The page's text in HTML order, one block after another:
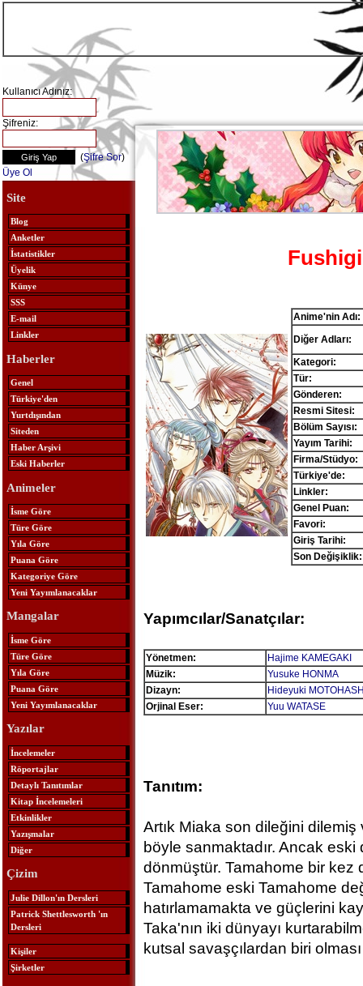
Kullanıcı Adınız:
Şifreniz:
(Şifre Sor)
Üye Ol
Site
Blog
Anketler
İstatistikler
Üyelik
Künye
SSS
E-mail
Linkler
Haberler
Genel
Türkiye'den
Yurtdışından
Siteden
Haber Arşivi
Eski Haberler
Animeler
İsme Göre
Türe Göre
Yıla Göre
Puana Göre
Kategoriye Göre
Yeni Yayımlanacaklar
Mangalar
İsme Göre
Türe Göre
Yıla Göre
Puana Göre
Yeni Yayımlanacaklar
Yazılar
İncelemeler
Röportajlar
Detaylı Tanıtımlar
Kitap İncelemeleri
Etkinlikler
Yazışmalar
Diğer
Çizim
Julie Dillon'ın Dersleri
Patrick Shettlesworth 'ın
Dersleri
Kişiler
Şirketler
Anime'nin Adı:
Diğer Adları:
Kategori:
Tür:
Gönderen:
Resmi Sitesi:
Bölüm Sayısı:
Yayım Tarihi:
Firma/Stüdyo:
Türkiye'de:
Linkler:
Genel Puan:
Favori:
Giriş Tarihi:
Son Değişiklik:
Yapımcılar/Sanatçılar:
Yönetmen:
Hajime KAMEGAKI
Müzik:
Yusuke HONMA
Dizayn:
Hideyuki
Orjinal Eser:
Yuu WATASE
Tanıtım:
Artık Miaka son dileğini
böyle sanmaktadır. Ancak
dönmüştür. Tamahome bir kez
Tamahome eski Tamahome
hatırlamamakta ve güçlerini
Taka'nın iki dünyayı
kutsal savaşçılardan biri